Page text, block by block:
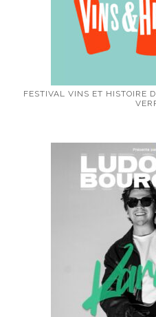
FESTIVAL VINS ET HISTOIRE